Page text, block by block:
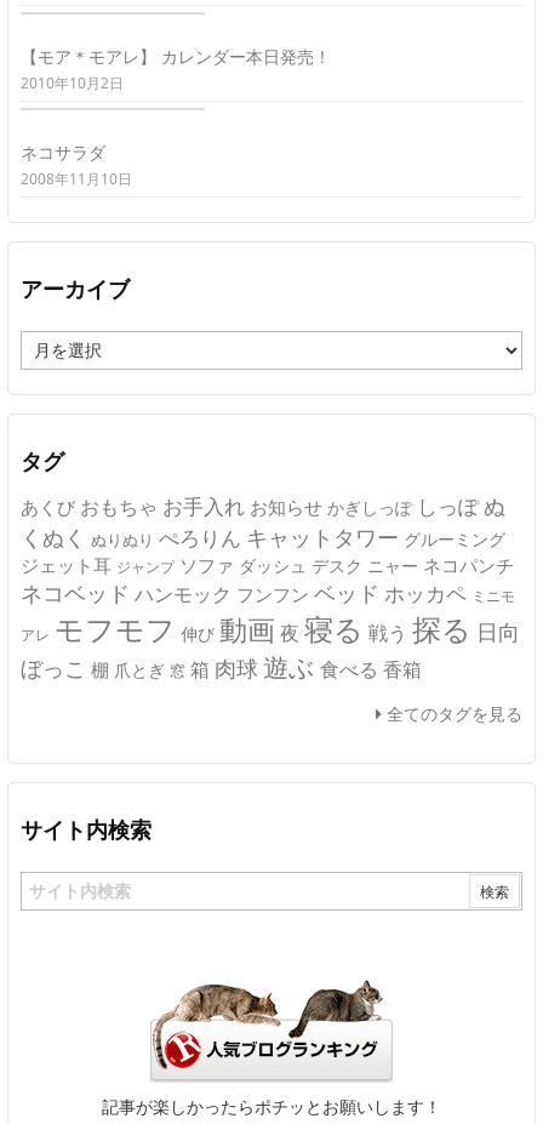
【モア＊モアレ】 カレンダー本日発売！
2010年10月2日
ネコサラダ
2008年11月10日
アーカイブ
ー
カ
イ
タグ
あくび おもちゃ お手入れ お知らせ かぎしっぽ しっぽ ぬ
くぬく ぬりぬり ぺろりん キャットタワー グルーミング
ジェット耳 ジャンプ ソファ ダッシュ デスク ニャー ネコパンチ
ネコベッド ハンモック フンフン ベッド ホッカペ ミニモ
アレ モフモフ 伸び 動画 夜 寝る 戦う 探る 日向
ぼっこ 棚 爪とぎ 窓 箱 肉球 遊ぶ 食べる 香箱
全てのタグを見る
サイト内検索
記事が楽しかったらポチッとお願いします！